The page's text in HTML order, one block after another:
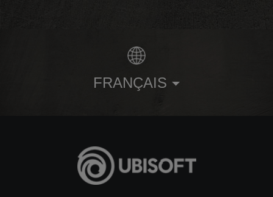
FRANÇAIS